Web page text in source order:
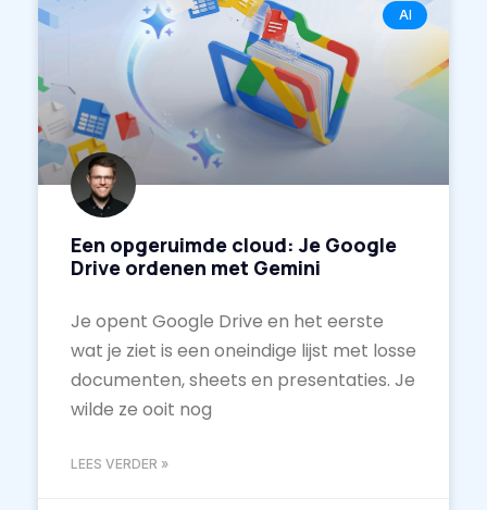
AI
Een opgeruimde cloud: Je Google
Drive ordenen met Gemini
Je opent Google Drive en het eerste
wat je ziet is een oneindige lijst met losse
documenten, sheets en presentaties. Je
wilde ze ooit nog
LEES VERDER »